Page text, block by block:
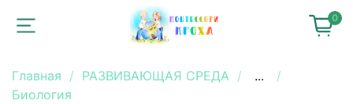
0
Главная РАЗВИВАЮЩАЯ СРЕДА
...
Биология